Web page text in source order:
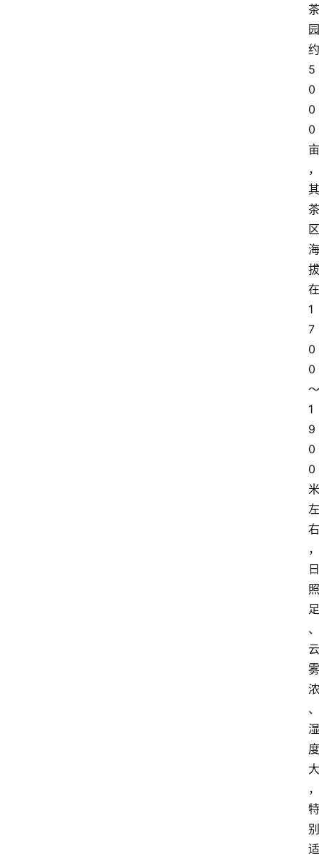
茶
园
约
5
0
0
0
亩
，
其
茶
区
海
拔
在
1
7
0
0
～
1
9
0
0
米
左
右
，
日
照
足
、
云
雾
浓
、
湿
度
大
，
特
别
适